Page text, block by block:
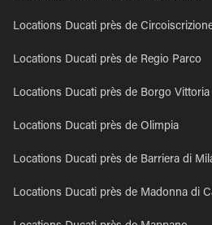
Locations Ducati près de
Locations Ducati près de Regio Parco
Locations Ducati près de Borgo Vittoria
Locations Ducati près de Olimpia
Locations Ducati près de Barriera di
Locations Ducati près de Madonna di